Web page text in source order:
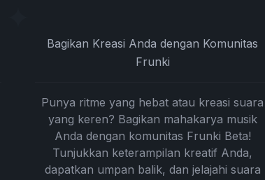
Bagikan Kreasi Anda dengan Komunitas
Frunki
Punya ritme yang hebat atau kreasi suara
yang keren? Bagikan mahakarya musik
Anda dengan komunitas Frunki Beta!
Tunjukkan keterampilan kreatif Anda,
dapatkan umpan balik, dan jelajahi suara